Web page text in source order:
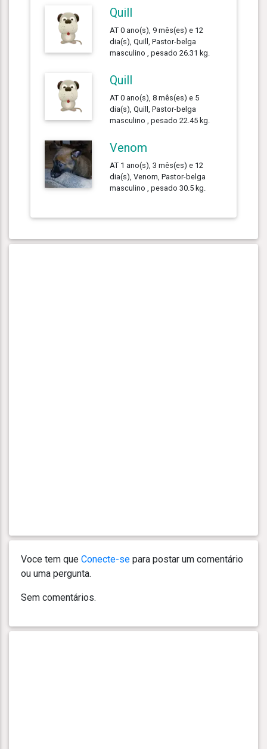
Quill
AT 0 ano(s), 9 mês(es) e 12
dia(s), Quill, Pastor-belga
masculino , pesado 26.31 kg.
Quill
AT 0 ano(s), 8 mês(es) e 5
dia(s), Quill, Pastor-belga
masculino , pesado 22.45 kg.
Venom
AT 1 ano(s), 3 mês(es) e 12
dia(s), Venom, Pastor-belga
masculino , pesado 30.5 kg.
Voce tem que Conecte-se para postar um comentário
ou uma pergunta.
Sem comentários.